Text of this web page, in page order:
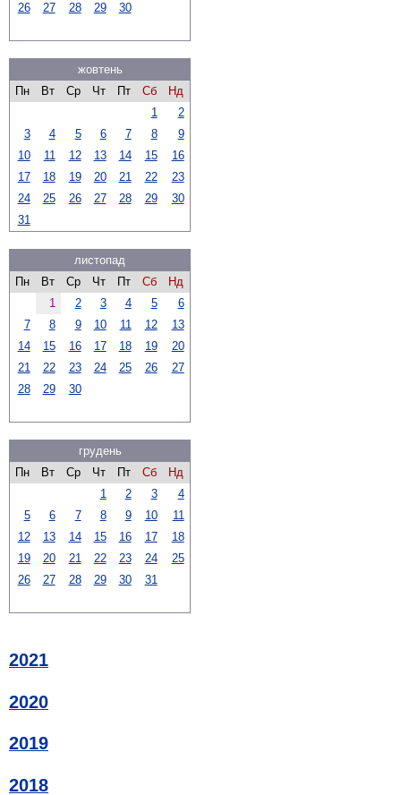
26
27 28 29 30
жовтень
Пн
Вт Ср Чт Пт Сб
Нд
1
2
3
4 5 6 7 8
9
10
11 12 13 14 15
16
17
18 19 20 21 22
23
24
25 26 27 28 29
30
31
листопад
Пн
Вт Ср Чт Пт Сб
Нд
1
2 3 4 5
6
7
8 9 10 11 12
13
14
15 16 17 18 19
20
21
22 23 24 25 26
27
28
29 30
грудень
Пн
Вт Ср Чт Пт Сб
Нд
1
2 3
4
5
6 7 8 9 10
11
12
13 14 15 16 17
18
19
20 21 22 23 24
25
26
27 28 29 30 31
2021
2020
2019
2018